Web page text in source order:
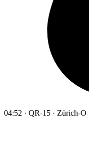
04:52 · QR-15 · Zürich-O